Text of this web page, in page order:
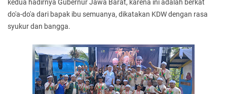
kedua hadirnya Gubernur Jawa Barat, karena ini adalah berkat
do'a-do'a dari bapak ibu semuanya, dikatakan KDW dengan rasa
syukur dan bangga.